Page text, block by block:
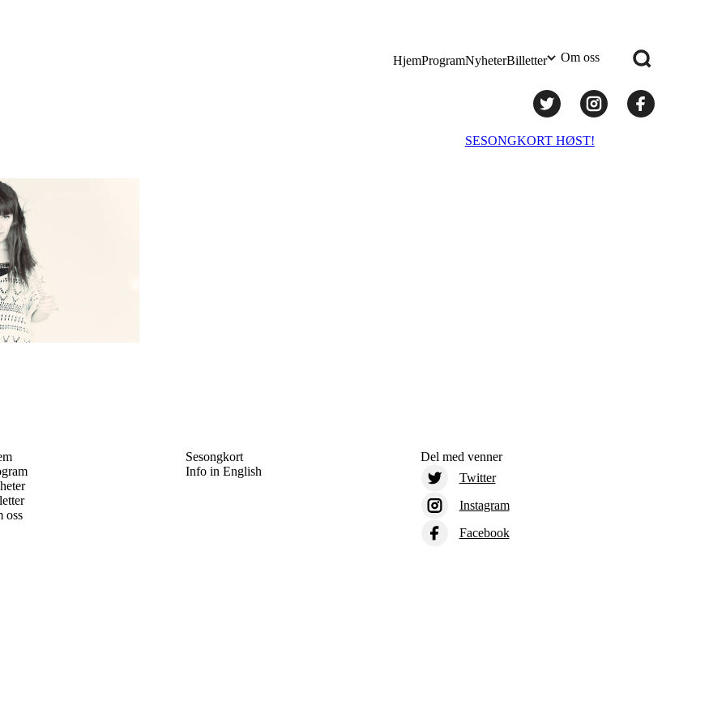
HjemProgramNyheterBilletter Om oss
SESONGKORT HØST!
oss
Sesongkort
Info in English
Del med venner
Twitter
Instagram
Facebook